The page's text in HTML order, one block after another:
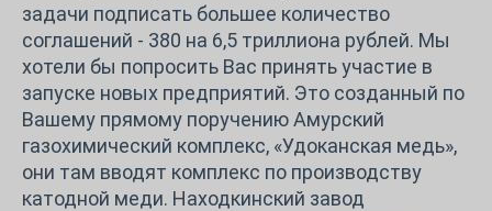
задачи подписать большее количество
соглашений - 380 на 6,5 триллиона рублей. Мы
хотели бы попросить Вас принять участие в
запуске новых предприятий. Это созданный по
Вашему прямому поручению Амурский
газохимический комплекс, «Удоканская медь»,
они там вводят комплекс по производству
катодной меди. Находкинский завод